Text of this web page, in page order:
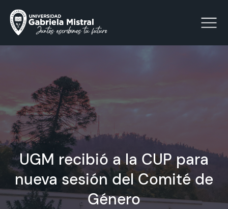
La Universidad
Facultades y Escuelas
Vinculación con el Medio
Investigación
UGM recibió a la CUP para
nueva sesión del Comité de
Género